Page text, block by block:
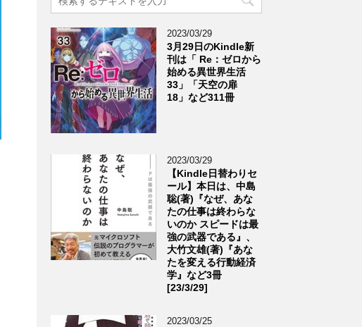
2023/03/29
3月29日のKindle新
刊は「 Re：ゼロから
始める異世界生活
33」「天空の扉
18」など311冊
2023/03/29
【Kindle日替わりセ
ール】本日は、中島
聡(著)『なぜ、あな
たの仕事は終わらな
いのか スピードは最
強の武器である』、
大竹文雄(著)『あな
たを変える行動経済
学』など3冊
[23/3/29]
2023/03/25